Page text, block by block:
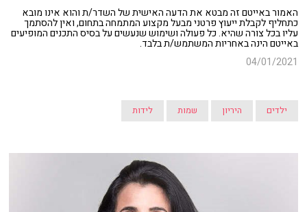
האמור באייטם זה מבטא את הדעה האישית של השדר/ת והוא אינו מובא
כתחליף לקבלת ייעוץ פרטני מבעל מקצוע המתמחה בתחום, ואין להסתמך
עליו בכל צורה שהיא. כל פעולה ושימוש שנעשים על בסיס התכנים המופיעים
באייטם הינה באחריות המשתמש/ת בלבד.
04/01/2021
ילדים היריון שמות לידות